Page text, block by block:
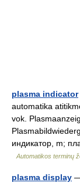
plasma indicator
automatika
vok.
индикатор, m;
Automatikos terminų
plasma display